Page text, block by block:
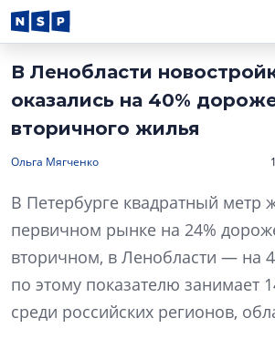
В Ленобласти
оказались на 40%
вторичного жилья
Ольга Мягченко
В Петербурге квадратный метр
первичном рынке на 24%
вторичном, в Ленобласти — на
по этому показателю занимает
среди российских регионов,